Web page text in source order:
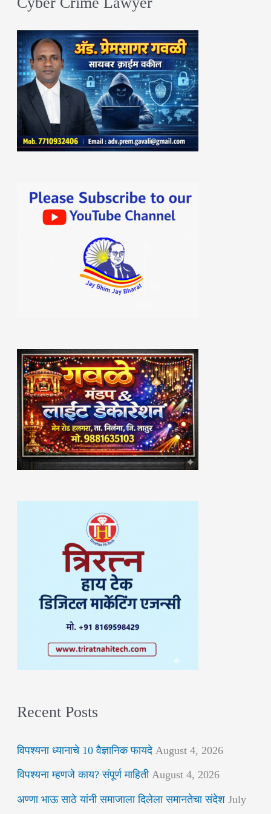
Recent Posts
विपश्यना ध्यानाचे 10 वैज्ञानिक फायदे August 4, 2026
विपश्यना म्हणजे काय? संपूर्ण माहिती August 4, 2026
अण्णा भाऊ साठे यांनी समाजाला दिलेला समानतेचा संदेश July